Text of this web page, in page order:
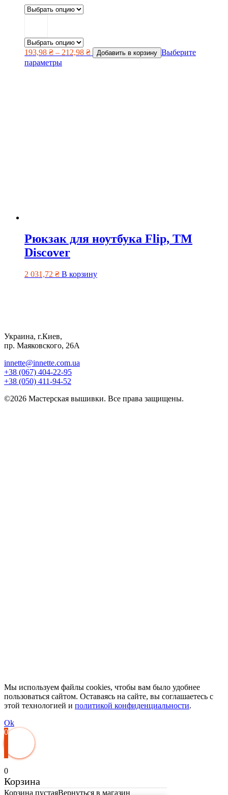
193,98 ₴ – 212,98 ₴ Добавить в корзину Выберите
параметры
Рюкзак для ноутбука Flip, ТМ
Discover
2 031,72 ₴ В корзину
Украина, г.Киев,
пр. Маяковского, 26А
innette@innette.com.ua
+38 (067) 404-22-95
+38 (050) 411-94-52
©2026 Мастерская вышивки. Все права защищены.
Мы используем файлы cookies, чтобы вам было удобнее
пользоваться сайтом. Оставаясь на сайте, вы соглашаетесь с
этой технологией и политикой конфиденциальности.
Ok
0
0
Корзина
Корзина пустаяВернуться в магазин